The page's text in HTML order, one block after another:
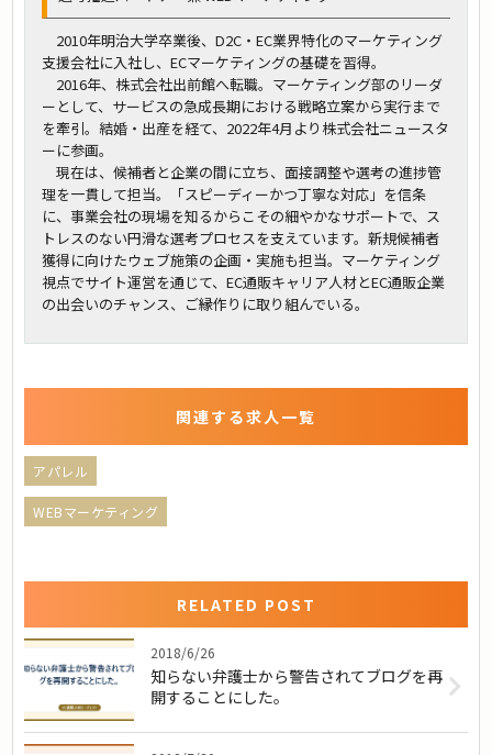
2010年明治大学卒業後、D2C・EC業界特化のマーケティング
支援会社に入社し、ECマーケティングの基礎を習得。
2016年、株式会社出前館へ転職。マーケティング部のリーダ
ーとして、サービスの急成長期における戦略立案から実行まで
を牽引。結婚・出産を経て、2022年4月より株式会社ニュースタ
ーに参画。
現在は、候補者と企業の間に立ち、面接調整や選考の進捗管
理を一貫して担当。「スピーディーかつ丁寧な対応」を信条
に、事業会社の現場を知るからこその細やかなサポートで、ス
トレスのない円滑な選考プロセスを支えています。新規候補者
獲得に向けたウェブ施策の企画・実施も担当。マーケティング
視点でサイト運営を通じて、EC通販キャリア人材とEC通販企業
の出会いのチャンス、ご縁作りに取り組んでいる。
関連する求人一覧
アパレル
WEBマーケティング
RELATED POST
2018/6/26
知らない弁護士から警告されてブログを再
開することにした。